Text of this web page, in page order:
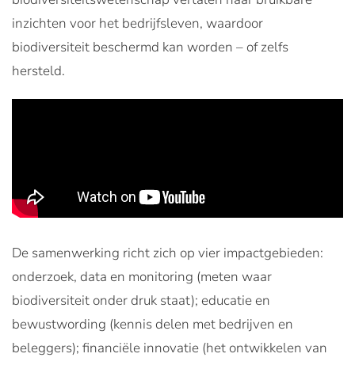
inzichten voor het bedrijfsleven, waardoor
biodiversiteit beschermd kan worden – of zelfs
hersteld.
De samenwerking richt zich op vier impactgebieden:
onderzoek, data en monitoring (meten waar
biodiversiteit onder druk staat); educatie en
bewustwording (kennis delen met bedrijven en
beleggers); financiële innovatie (het ontwikkelen van